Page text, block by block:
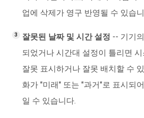
업에 삭제가 영구 반영될 수 있습
잘못된 날짜 및 시간 설정 -- 기기
되었거나 시간대 설정이 틀리면
잘못 표시하거나 잘못 배치할 수
화가 "미래" 또는 "과거"로 표시되
일 수 있습니다.